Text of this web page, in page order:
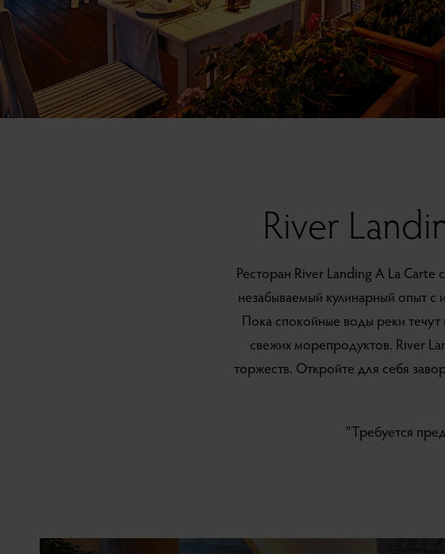
River
Ресторан River Landing A La Carte
незабываемый кулинарный опыт
Пока спокойные воды реки
свежих морепродуктов. River
торжеств. Откройте для себя
''Требуется